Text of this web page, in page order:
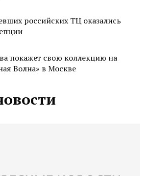
российских ТЦ оказались
покажет свою коллекцию на
Волна» в Москве